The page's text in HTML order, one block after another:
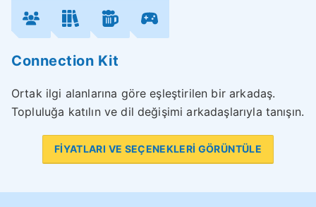
Connection Kit
Ortak ilgi alanlarına göre eşleştirilen bir arkadaş.
Topluluğa katılın ve dil değişimi arkadaşlarıyla tanışın.
FİYATLARI VE SEÇENEKLERİ GÖRÜNTÜLE